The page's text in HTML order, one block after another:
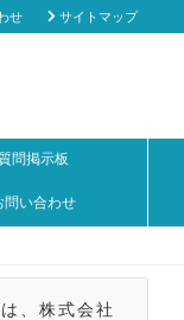
せ サイトマップ
問掲示板
問い合わせ
、株式会社